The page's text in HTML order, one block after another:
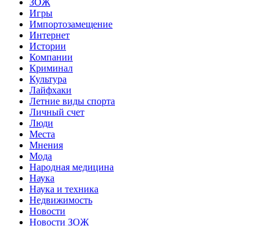
Игры
Импортозамещение
Интернет
Истории
Компании
Криминал
Культура
Лайфхаки
Летние виды спорта
Личный счет
Люди
Места
Мнения
Мода
Народная медицина
Наука
Наука и техника
Недвижимость
Новости
Новости ЗОЖ